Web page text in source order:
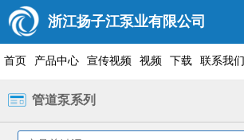
浙江扬子江泵业有限公司
首页 产品中心 宣传视频 视频 下载 联系我们
管道泵系列